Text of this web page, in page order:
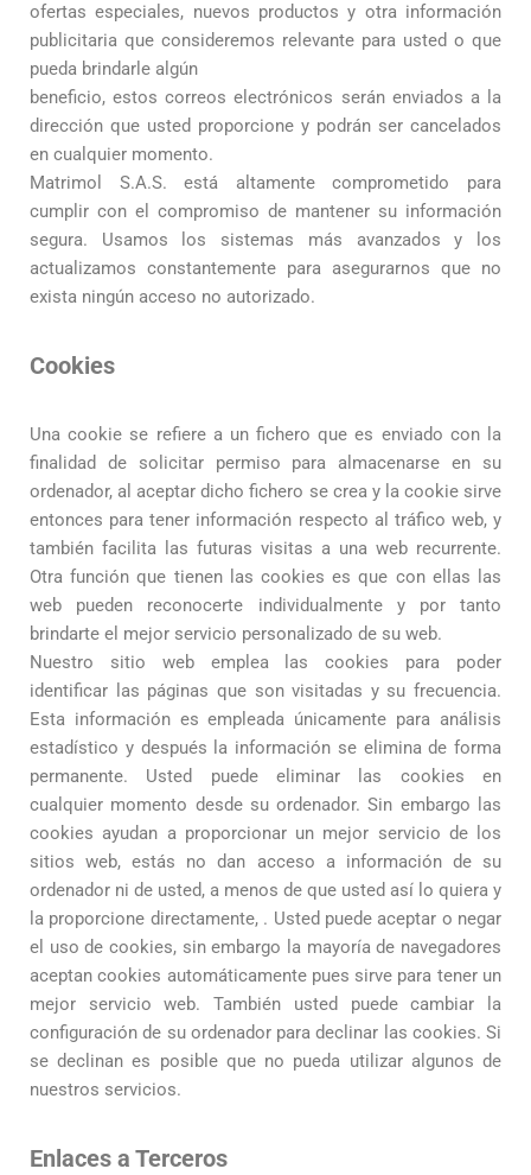
ofertas especiales, nuevos productos y otra información
publicitaria que consideremos relevante para usted o que
pueda brindarle algún
beneficio, estos correos electrónicos serán enviados a la
dirección que usted proporcione y podrán ser cancelados
en cualquier momento.
Matrimol S.A.S. está altamente comprometido para
cumplir con el compromiso de mantener su información
segura. Usamos los sistemas más avanzados y los
actualizamos constantemente para asegurarnos que no
exista ningún acceso no autorizado.
Cookies
Una cookie se refiere a un fichero que es enviado con la
finalidad de solicitar permiso para almacenarse en su
ordenador, al aceptar dicho fichero se crea y la cookie sirve
entonces para tener información respecto al tráfico web, y
también facilita las futuras visitas a una web recurrente.
Otra función que tienen las cookies es que con ellas las
web pueden reconocerte individualmente y por tanto
brindarte el mejor servicio personalizado de su web.
Nuestro sitio web emplea las cookies para poder
identificar las páginas que son visitadas y su frecuencia.
Esta información es empleada únicamente para análisis
estadístico y después la información se elimina de forma
permanente. Usted puede eliminar las cookies en
cualquier momento desde su ordenador. Sin embargo las
cookies ayudan a proporcionar un mejor servicio de los
sitios web, estás no dan acceso a información de su
ordenador ni de usted, a menos de que usted así lo quiera y
la proporcione directamente, . Usted puede aceptar o negar
el uso de cookies, sin embargo la mayoría de navegadores
aceptan cookies automáticamente pues sirve para tener un
mejor servicio web. También usted puede cambiar la
configuración de su ordenador para declinar las cookies. Si
se declinan es posible que no pueda utilizar algunos de
nuestros servicios.
Enlaces a Terceros